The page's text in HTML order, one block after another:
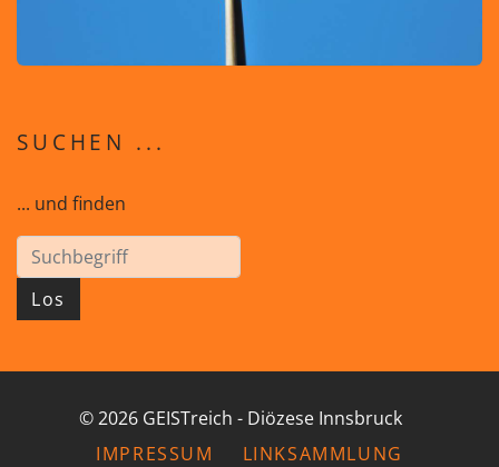
SUCHEN ...
... und finden
Los
© 2026 GEISTreich - Diözese Innsbruck
IMPRESSUM
LINKSAMMLUNG